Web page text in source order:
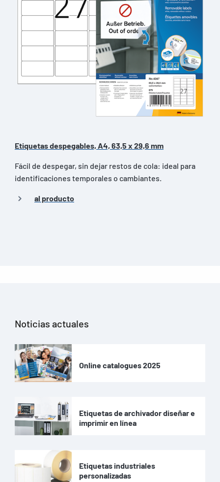
Etiquetas despegables, A4, 63,5 x 29,6 mm
Fácil de despegar, sin dejar restos de cola: ideal para
identificaciones temporales o cambiantes.
al producto
Noticias actuales
Online catalogues 2025
Etiquetas de archivador diseñar e
imprimir en línea
Etiquetas industriales
personalizadas